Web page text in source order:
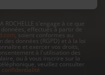
ROCHELLE s'engage à ce que
effectués à partir de
, soient conformes au
données (RGPD) et à la loi
et exercer vos droits,
à l'utilisation des
ou à vous inscrire sur la
veuillez consulter